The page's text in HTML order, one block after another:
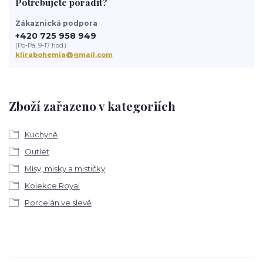
Zboží zařazeno v kategoriích
Kuchyně
Outlet
Mísy, misky a mističky
Kolekce Royal
Porcelán ve slevě
Zákaznická podpora
+420 725 958 949
(Po-Pá, 9-17 hod.)
klirabohemia@gmail.com